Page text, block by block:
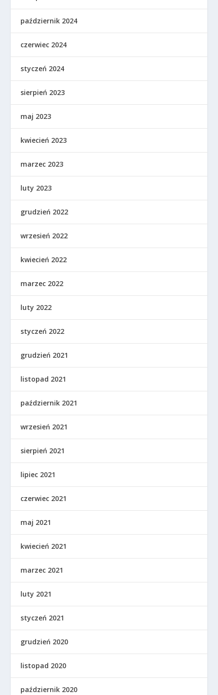
październik 2024
czerwiec 2024
styczeń 2024
sierpień 2023
maj 2023
kwiecień 2023
marzec 2023
luty 2023
grudzień 2022
wrzesień 2022
kwiecień 2022
marzec 2022
luty 2022
styczeń 2022
grudzień 2021
listopad 2021
październik 2021
wrzesień 2021
sierpień 2021
lipiec 2021
czerwiec 2021
maj 2021
kwiecień 2021
marzec 2021
luty 2021
styczeń 2021
grudzień 2020
listopad 2020
październik 2020